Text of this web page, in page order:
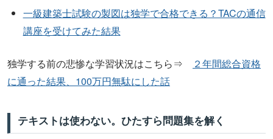
一級建築士試験の製図は独学で合格できる？TACの通信
講座を受けてみた結果
独学する前の悲惨な学習状況はこちら⇒
２年間総合資格
に通った結果、100万円無駄にした話
テキストは使わない。ひたすら問題集を解く